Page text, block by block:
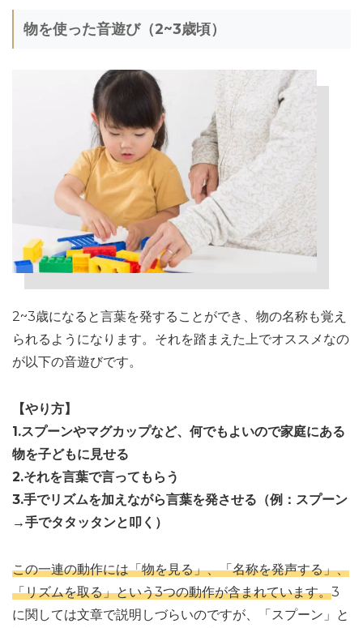
物を使った音遊び（2~3歳頃）
2~3歳になると言葉を発することができ、物の名称も覚え
られるようになります。それを踏まえた上でオススメなの
が以下の音遊びです。
【やり方】
1.スプーンやマグカップなど、何でもよいので家庭にある
物を子どもに見せる
2.それを言葉で言ってもらう
3.手でリズムを加えながら言葉を発させる（例：スプーン
→手でタタッタンと叩く）
この一連の動作には「物を見る」、「名称を発声する」、
「リズムを取る」という3つの動作が含まれています。3
に関しては文章で説明しづらいのですが、「スプーン」と